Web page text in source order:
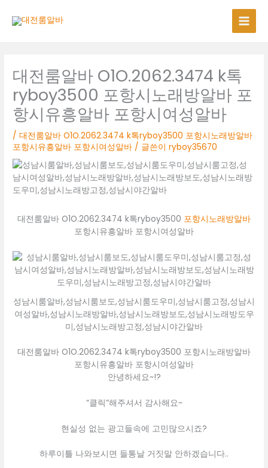
대전룸알바 O1O.2062.3474 k톡
ryboy3500 포항시노래방알바 포
항시유흥알바 포항시여성알바
/대전룸알바 O1O.2062.3474 k톡ryboy3500 포항시노래방알바
포항시유흥알바 포항시여성알바 / 글쓴이ryboy35670
대전룸알바 O1O.2062.3474 k톡ryboy3500 포항시노래방알바
포항시유흥알바 포항시여성알바
성남시룸알바,성남시룸보도,성남시룸도우미,성남시룸고정,성남시
여성알바,성남시노래방알바,성남시노래방보도,성남시노래방도우
미,성남시노래방고정,성남시야간알바
대전룸알바 O1O.2062.3474 k톡ryboy3500 포항시노래방알바
포항시유흥알바 포항시여성알바
안녕하세요~!?
“클릭”해주셔서 감사해요~
현실성 없는 광고들속에 고민많으시죠?
하루이틀 나와보시면 들통날 거짓말 안하겠습니다..